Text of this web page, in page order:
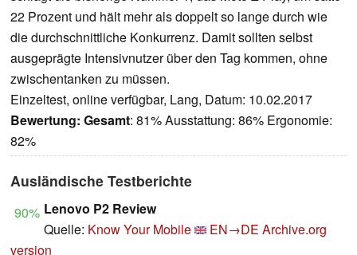
22 Prozent und hält mehr als doppelt so lange durch wie
die durchschnittliche Konkurrenz. Damit sollten selbst
ausgeprägte Intensivnutzer über den Tag kommen, ohne
zwischentanken zu müssen.
Einzeltest, online verfügbar, Lang, Datum: 10.02.2017
Bewertung: Gesamt: 81% Ausstattung: 86% Ergonomie:
82%
Ausländische Testberichte
90% Lenovo P2 Review
Quelle: Know Your Mobile EN→DE Archive.org
version